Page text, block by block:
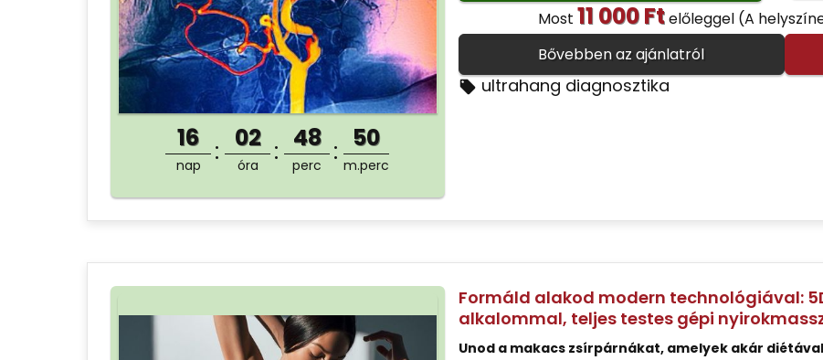
16
nap
02
óra
48
perc
50
m.perc
Most 11 000 Ftelőleggel (A
Bővebben az ajánlatról
ultrahang diagnosztika
Formáld alakod modern technológiával:
alkalommal, teljes testes gépi
Unod a makacs zsírpárnákat, amelyek akár diétával